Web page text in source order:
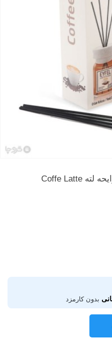
بدون کارمزد